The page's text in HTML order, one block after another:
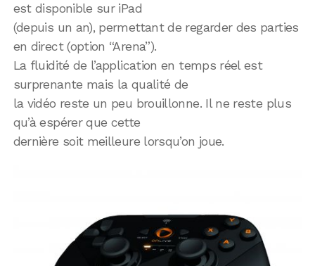
est disponible sur iPad
(depuis un an), permettant de regarder des parties
en direct (option “Arena”).
La fluidité de l’application en temps réel est
surprenante mais la qualité de
la vidéo reste un peu brouillonne. Il ne reste plus
qu’à espérer que cette
dernière soit meilleure lorsqu’on joue.